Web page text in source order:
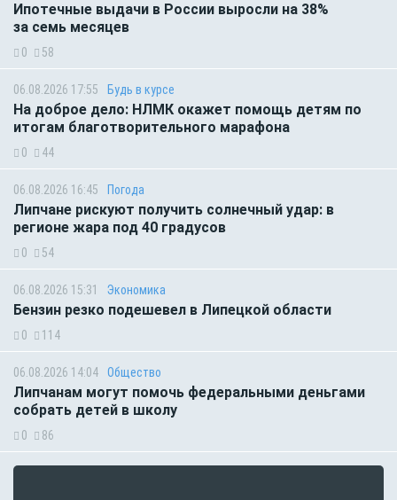
Ипотечные выдачи в России выросли на 38%
за семь месяцев
0 58
06.08.2026 17:55 Будь в курсе
На доброе дело: НЛМК окажет помощь детям по
итогам благотворительного марафона
0 44
06.08.2026 16:45 Погода
Липчане рискуют получить солнечный удар: в
регионе жара под 40 градусов
0 54
06.08.2026 15:31 Экономика
Бензин резко подешевел в Липецкой области
0 114
06.08.2026 14:04 Общество
Липчанам могут помочь федеральными деньгами
собрать детей в школу
0 86